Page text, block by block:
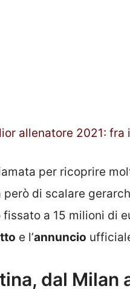
allenatore 2021:
per ricoprire
però di scalare
a 15 milioni di
e l’annuncio
dal Milan